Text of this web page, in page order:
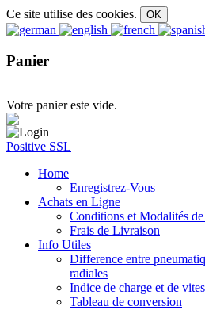
Ce site utilise des cookies.
Panier
Votre panier este vide.
Positive SSL
Home
Enregistrez-Vous
Achats en Ligne
Conditions et Modalités
Frais de Livraison
Info Utiles
Difference entre
radiales
Indice de charge et de
Tableau de conversion